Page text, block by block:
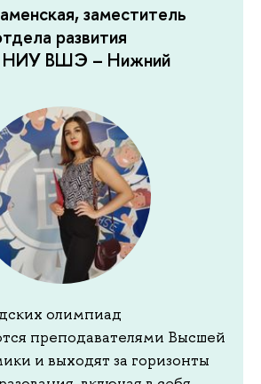
заместитель
развития
НИУ ВШЭ – Нижний
олимпиад
преподавателями Высшей
и выходят за горизонты